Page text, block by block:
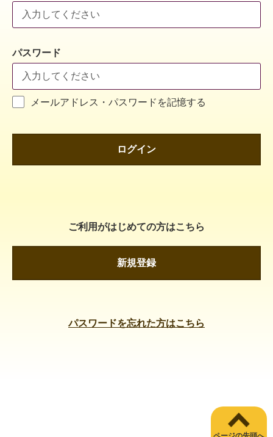
パスワード
メールアドレス・パスワードを記憶する
ログイン
ご利用がはじめての方はこちら
新規登録
パスワードを忘れた方はこちら